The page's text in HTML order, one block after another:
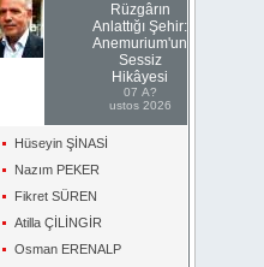
Rüzgârın
Anlattığı Şehir:
Anemurium'un
Sessiz
Hikâyesi
07 A?
ustos 2026
Hüseyin ŞİNASİ
Nazım PEKER
Fikret SÜREN
Atilla ÇİLİNGİR
Osman ERENALP